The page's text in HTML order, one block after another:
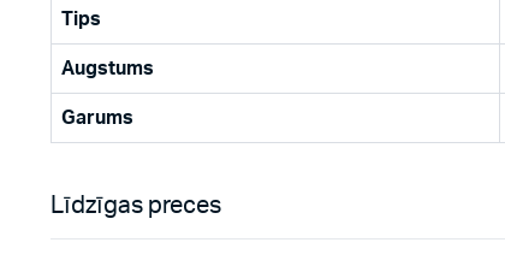
Tips
Augstums
Garums
Līdzīgas preces